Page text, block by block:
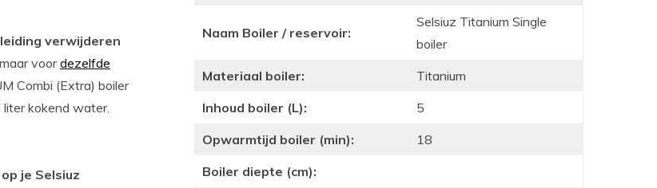
verwijderen
voordezelfde
Combi (Extra) boiler
kokend water.
je Selsiuz
Naam Boiler / reservoir:
Selsiuz Titanium Single
boiler
Materiaal boiler:
Titanium
Inhoud boiler (L):
5
Opwarmtijd boiler (min):
18
Boiler diepte (cm):